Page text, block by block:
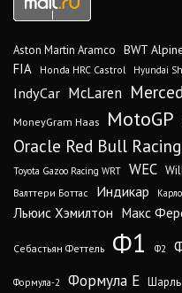
Aston Martin Aramco BWT
FIA Honda HRC Castrol Hyundai
IndyCar McLaren
MoneyGram Haas MotoGP
Oracle Red Bull Racing
Toyota Gazoo Racing WRT WEC
Валттери Боттас
Индикар
Льюис Хэмилтон Макс
Себастьян Феттель Ф1 Ф2
Формула-2 Формула Е Шарль